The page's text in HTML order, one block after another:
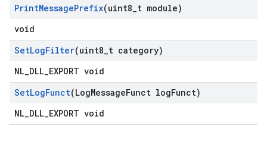
PrintMessagePrefix(uint8 t module)
void
SetLogFilter(uint8 t category)
NL_DLL_EXPORT void
SetLogFunct(LogMessageFunct logFunct)
NL_DLL_EXPORT void